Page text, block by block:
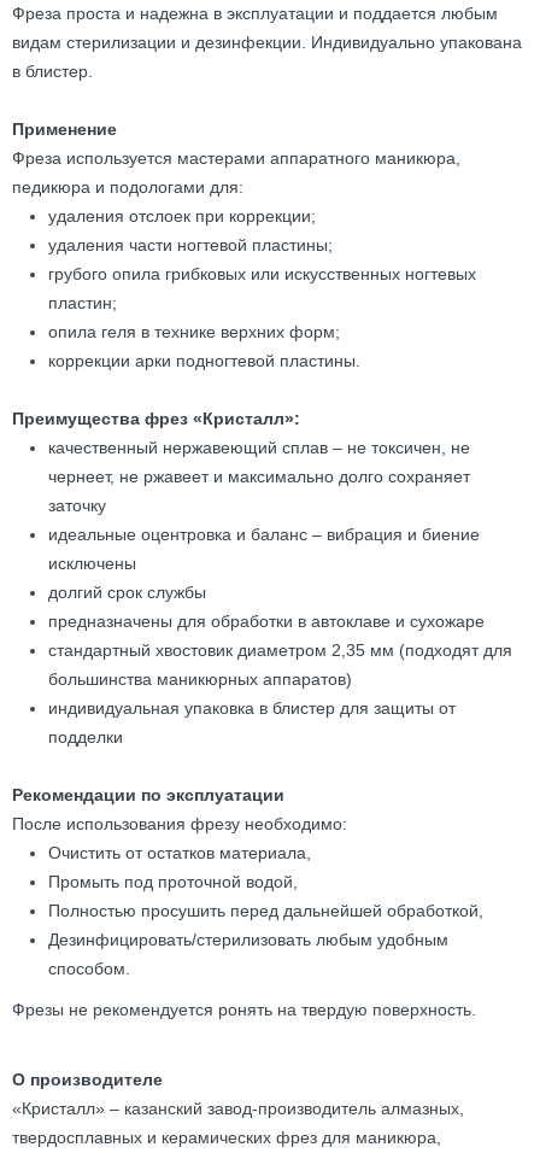
Фреза проста и надежна в эксплуатации и поддается любым
видам стерилизации и дезинфекции. Индивидуально упакована
в блистер.
Применение
Фреза используется мастерами аппаратного маникюра,
педикюра и подологами для:
удаления отслоек при коррекции;
удаления части ногтевой пластины;
грубого опила грибковых или искусственных ногтевых
пластин;
опила геля в технике верхних форм;
коррекции арки подногтевой пластины.
Преимущества фрез «Кристалл»:
качественный нержавеющий сплав – не токсичен, не
чернеет, не ржавеет и максимально долго сохраняет
заточку
идеальные оцентровка и баланс – вибрация и биение
исключены
долгий срок службы
предназначены для обработки в автоклаве и сухожаре
стандартный хвостовик диаметром 2,35 мм (подходят для
большинства маникюрных аппаратов)
индивидуальная упаковка в блистер для защиты от
подделки
Рекомендации по эксплуатации
После использования фрезу необходимо:
Очистить от остатков материала,
Промыть под проточной водой,
Полностью просушить перед дальнейшей обработкой,
Дезинфицировать/стерилизовать любым удобным
способом.
Фрезы не рекомендуется ронять на твердую поверхность.
О производителе
«Кристалл» – казанский завод-производитель алмазных,
твердосплавных и керамических фрез для маникюра,